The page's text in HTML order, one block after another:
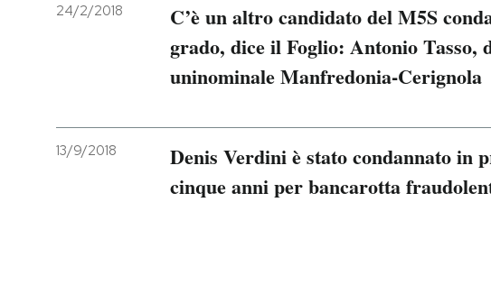
24/2/2018
C’è un altro candidato del M5S
grado, dice il Foglio: Antonio Tasso,
uninominale Manfredonia-Cerignola
13/9/2018
Denis Verdini è stato condannato in
cinque anni per bancarotta